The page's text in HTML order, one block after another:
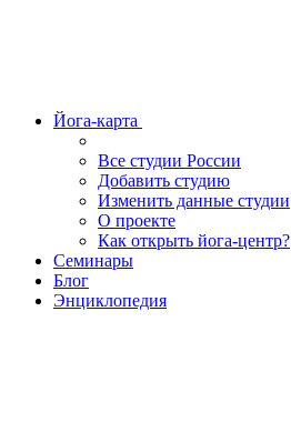
Йога-карта
Все студии России
Добавить студию
Изменить данные студии
О проекте
Как открыть йога-центр?
Семинары
Блог
Энциклопедия